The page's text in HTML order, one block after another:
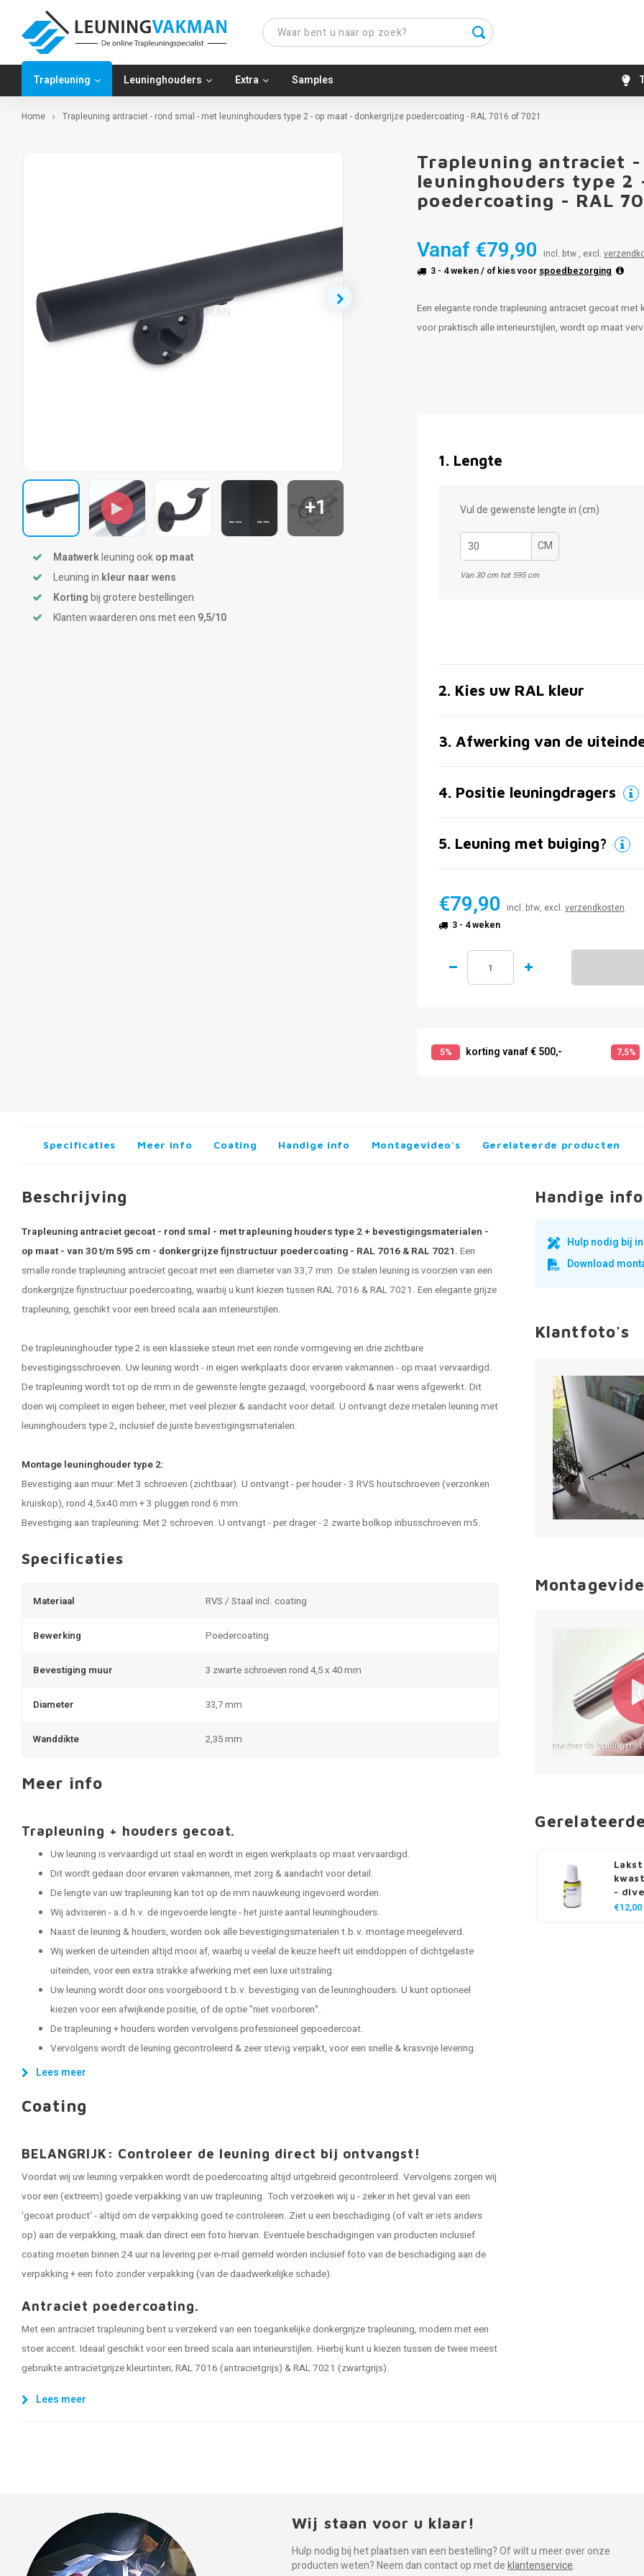
Trapleuning Leuninghouders Extra Samples
Home Trapleuning antraciet - rond smal - met leuninghouders type 2 - op maat - donkergrijze poedercoating - RAL 7016 of 7021
+1
Maatwerkleuning ookop maat
Leuning in kleur naar wens
Kortingbij grotere bestellingen
Klanten waarderen ons met een 9,5/10
Trapleuning antraciet
leuninghouders type
poedercoating - RAL
Vanaf €79,90 incl. btw , excl.
3 - 4 weken/ of kies voor spoedbezorging
Een elegante ronde trapleuning antraciet gecoat
voor praktisch alle interieurstijlen, wordt op maat
1. Lengte
Vul de gewenste lengte in (cm)
CM
Van 30 cm tot 595 cm
2. Kies uw RAL kleur
3. Afwerking van de
4. Positie leuningdragers
5. Leuning met buiging?
€79,90 incl. btw, excl. verzendkosten
3 - 4 weken
5% korting vanaf € 500,- 7,5%
Specificaties Meer info Coating Handige info Montagevideo's Gerelateerde producten
Beschrijving
Trapleuning antraciet gecoat - rond smal - met trapleuning houders type 2 + bevestigingsmaterialen -
op maat - van 30 t/m 595 cm - donkergrijze fijnstructuur poedercoating - RAL 7016 & RAL 7021. Een
smalle ronde trapleuning antraciet gecoat met een diameter van 33,7 mm. De stalen leuning is voorzien van een
donkergrijze fijnstructuur poedercoating, waarbij u kunt kiezen tussen RAL 7016 & RAL 7021. Een elegante grijze
trapleuning, geschikt voor een breed scala aan interieurstijlen.
De trapleuninghouder type 2 is een klassieke steun met een ronde vormgeving en drie zichtbare
bevestigingsschroeven. Uw leuning wordt - in eigen werkplaats door ervaren vakmannen - op maat vervaardigd.
De trapleuning wordt tot op de mm in de gewenste lengte gezaagd, voorgeboord & naar wens afgewerkt. Dit
doen wij compleet in eigen beheer, met veel plezier & aandacht voor detail. U ontvangt deze metalen leuning met
leuninghouders type 2, inclusief de juiste bevestigingsmaterialen.
Montage leuninghouder type 2:
Bevestiging aan muur: Met 3 schroeven (zichtbaar). U ontvangt - per houder - 3 RVS houtschroeven (verzonken
kruiskop), rond 4,5x40 mm + 3 pluggen rond 6 mm.
Bevestiging aan trapleuning: Met 2 schroeven. U ontvangt - per drager - 2 zwarte bolkop inbusschroeven m5.
Specificaties
Materiaal RVS / Staal incl. coating
Bewerking Poedercoating
Bevestiging muur 3 zwarte schroeven rond 4,5 x 40 mm
Diameter 33,7 mm
Wanddikte 2,35 mm
Meer info
Trapleuning + houders gecoat.
Uw leuning is vervaardigd uit staal en wordt in eigen werkplaats op maat vervaardigd.
Dit wordt gedaan door ervaren vakmannen, met zorg & aandacht voor detail.
De lengte van uw trapleuning kan tot op de mm nauwkeurig ingevoerd worden.
Wij adviseren - a.d.h.v. de ingevoerde lengte - het juiste aantal leuninghouders.
Naast de leuning & houders, worden ook alle bevestigingsmaterialen t.b.v. montage meegeleverd.
Wij werken de uiteinden altijd mooi af, waarbij u veelal de keuze heeft uit einddoppen of dichtgelaste
uiteinden, voor een extra strakke afwerking met een luxe uitstraling.
Uw leuning wordt door ons voorgeboord t.b.v. bevestiging van de leuninghouders. U kunt optioneel
kiezen voor een afwijkende positie, of de optie "niet voorboren".
De trapleuning + houders worden vervolgens professioneel gepoedercoat.
Vervolgens wordt de leuning gecontroleerd & zeer stevig verpakt, voor een snelle & krasvrije levering.
Lees meer
Coating
BELANGRIJK: Controleer de leuning direct bij ontvangst!
Voordat wij uw leuning verpakken wordt de poedercoating altijd uitgebreid gecontroleerd. Vervolgens zorgen wij
voor een (extreem) goede verpakking van uw trapleuning. Toch verzoeken wij u - zeker in het geval van een
'gecoat product' - altijd om de verpakking goed te controleren. Ziet u een beschadiging (of valt er iets anders
op) aan de verpakking, maak dan direct een foto hiervan. Eventuele beschadigingen van producten inclusief
coating moeten binnen 24 uur na levering per e-mail gemeld worden inclusief foto van de beschadiging aan de
verpakking + een foto zonder verpakking (van de daadwerkelijke schade).
Antraciet poedercoating.
Met een antraciet trapleuning bent u verzekerd van een toegankelijke donkergrijze trapleuning, modern met een
stoer accent. Ideaal geschikt voor een breed scala aan interieurstijlen. Hierbij kunt u kiezen tussen de twee meest
gebruikte antracietgrijze kleurtinten; RAL 7016 (antracietgrijs) & RAL 7021 (zwartgrijs).
Lees meer
Handige info
Hulp nodig bij
Download
Klantfoto's
-
€12,00
Wij staan voor u klaar!
Hulp nodig bij het plaatsen van een bestelling? Of wilt u meer over onze
producten weten? Neem dan contact op met deklantenservice.